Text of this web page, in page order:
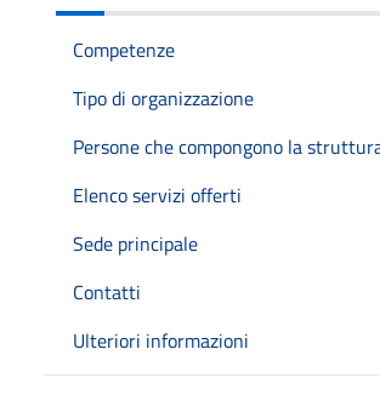
Competenze
Tipo di organizzazione
Persone che compongono la
Elenco servizi offerti
Sede principale
Contatti
Ulteriori informazioni